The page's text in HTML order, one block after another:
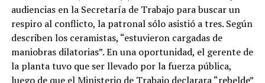
audiencias en la Secretaría de Trabajo para buscar un
respiro al conflicto, la patronal sólo asistió a tres. Según
describen los ceramistas, “estuvieron cargadas de
maniobras dilatorias”. En una oportunidad, el gerente de
la planta tuvo que ser llevado por la fuerza pública,
luego de que el Ministerio de Trabajo declarara “rebelde”